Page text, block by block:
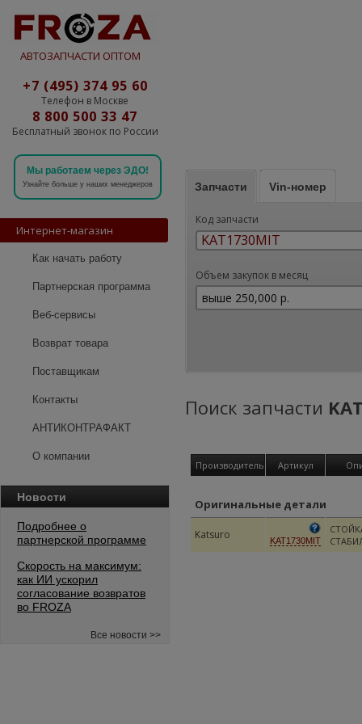
АВТОЗАПЧАСТИ ОПТОМ
+7 (495) 374 95 60
Телефон в Москве
8 800 500 33 47
Бесплатный звонок по России
Мы работаем через ЭДО!
Узнайте больше у наших менеджеров
Интернет-магазин
Как начать работу
Партнерская программа
Веб-сервисы
Возврат товара
Поставщикам
Контакты
АНТИКОНТРАФАКТ
О компании
Новости
Подробнее о
партнерской программе
Скорость на максимум:
как ИИ ускорил
согласование возвратов
во FROZA
Все новости >>
Запчасти Vin-номер
Код запчасти
Объем закупок в месяц
Поиск запчасти
Производитель Артикул
Оригинальные детали
Katsuro KAT1730MIT